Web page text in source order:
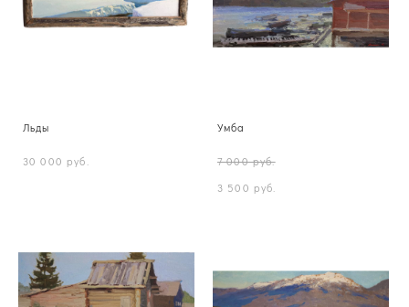
Льды
30 000 pуб.
Умба
7 000 pуб.
3 500 pуб.